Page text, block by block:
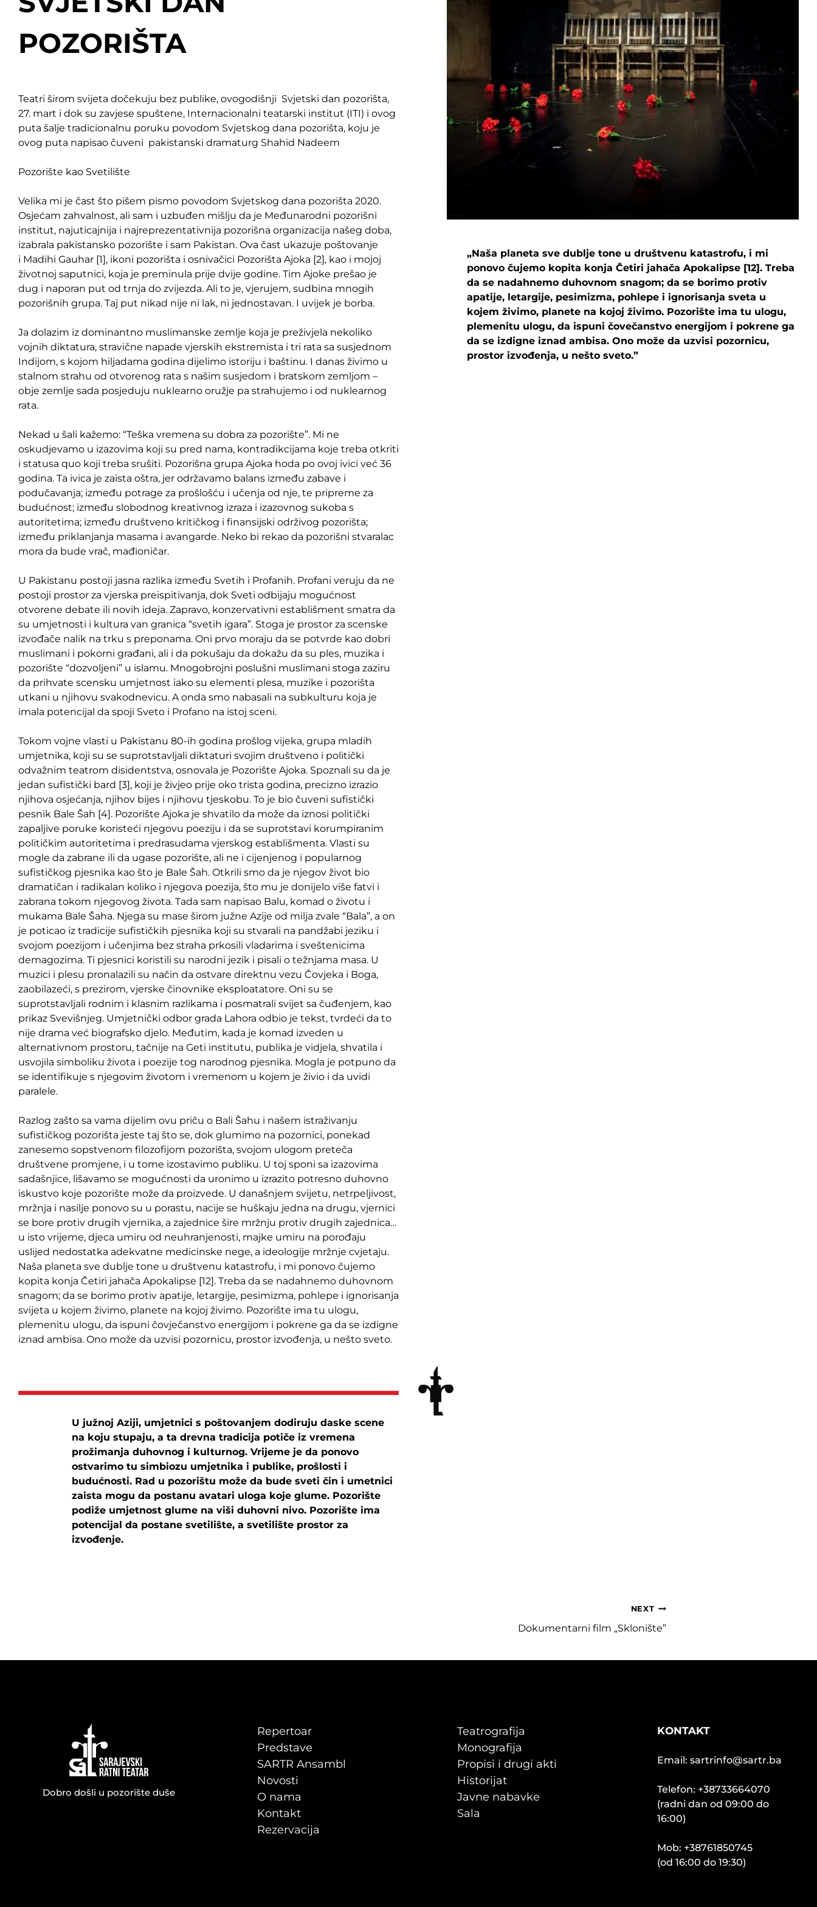
POZORIŠTA
Teatri širom svijeta dočekuju bez publike, ovogodišnji Svjetski dan pozorišta,
27. mart i dok su zavjese spuštene, Internacionalni teatarski institut (ITI) i ovog
puta šalje tradicionalnu poruku povodom Svjetskog dana pozorišta, koju je
ovog puta napisao čuveni pakistanski dramaturg Shahid Nadeem
Pozorište kao Svetilište
Velika mi je čast što pišem pismo povodom Svjetskog dana pozorišta 2020.
Osjećam zahvalnost, ali sam i uzbuđen mišlju da je Međunarodni pozorišni
institut, najuticajnija i najreprezentativnija pozorišna organizacija našeg doba,
izabrala pakistansko pozorište i sam Pakistan. Ova čast ukazuje poštovanje
i Madihi Gauhar [1], ikoni pozorišta i osnivačici Pozorišta Ajoka [2], kao i mojoj
životnoj saputnici, koja je preminula prije dvije godine. Tim Ajoke prešao je
dug i naporan put od trnja do zvijezda. Ali to je, vjerujem, sudbina mnogih
pozorišnih grupa. Taj put nikad nije ni lak, ni jednostavan. I uvijek je borba.
Ja dolazim iz dominantno muslimanske zemlje koja je preživjela nekoliko
vojnih diktatura, stravične napade vjerskih ekstremista i tri rata sa susjednom
Indijom, s kojom hiljadama godina dijelimo istoriju i baštinu. I danas živimo u
stalnom strahu od otvorenog rata s našim susjedom i bratskom zemljom –
obje zemlje sada posjeduju nuklearno oružje pa strahujemo i od nuklearnog
rata.
Nekad u šali kažemo: “Teška vremena su dobra za pozorište”. Mi ne
oskudjevamo u izazovima koji su pred nama, kontradikcijama koje treba otkriti
i statusa quo koji treba srušiti. Pozorišna grupa Ajoka hoda po ovoj ivici već 36
godina. Ta ivica je zaista oštra, jer održavamo balans između zabave i
podučavanja; između potrage za prošlošću i učenja od nje, te pripreme za
budućnost; između slobodnog kreativnog izraza i izazovnog sukoba s
autoritetima; između društveno kritičkog i finansijski održivog pozorišta;
između priklanjanja masama i avangarde. Neko bi rekao da pozorišni stvaralac
mora da bude vrač, mađioničar.
U Pakistanu postoji jasna razlika između Svetih i Profanih. Profani veruju da ne
postoji prostor za vjerska preispitivanja, dok Sveti odbijaju mogućnost
otvorene debate ili novih ideja. Zapravo, konzervativni establišment smatra da
su umjetnosti i kultura van granica “svetih igara”. Stoga je prostor za scenske
izvođače nalik na trku s preponama. Oni prvo moraju da se potvrde kao dobri
muslimani i pokorni građani, ali i da pokušaju da dokažu da su ples, muzika i
pozorište “dozvoljeni” u islamu. Mnogobrojni poslušni muslimani stoga zaziru
da prihvate scensku umjetnost iako su elementi plesa, muzike i pozorišta
utkani u njihovu svakodnevicu. A onda smo nabasali na subkulturu koja je
imala potencijal da spoji Sveto i Profano na istoj sceni.
Tokom vojne vlasti u Pakistanu 80-ih godina prošlog vijeka, grupa mladih
umjetnika, koji su se suprotstavljali diktaturi svojim društveno i politički
odvažnim teatrom disidentstva, osnovala je Pozorište Ajoka. Spoznali su da je
jedan sufistički bard [3], koji je živjeo prije oko trista godina, precizno izrazio
njihova osjećanja, njihov bijes i njihovu tjeskobu. To je bio čuveni sufistički
pesnik Bale Šah [4]. Pozorište Ajoka je shvatilo da može da iznosi politički
zapaljive poruke koristeći njegovu poeziju i da se suprotstavi korumpiranim
političkim autoritetima i predrasudama vjerskog establišmenta. Vlasti su
mogle da zabrane ili da ugase pozorište, ali ne i cijenjenog i popularnog
sufističkog pjesnika kao što je Bale Šah. Otkrili smo da je njegov život bio
dramatičan i radikalan koliko i njegova poezija, što mu je donijelo više fatvi i
zabrana tokom njegovog života. Tada sam napisao Balu, komad o životu i
mukama Bale Šaha. Njega su mase širom južne Azije od milja zvale “Bala”, a on
je poticao iz tradicije sufističkih pjesnika koji su stvarali na pandžabi jeziku i
svojom poezijom i učenjima bez straha prkosili vladarima i sveštenicima
demagozima. Ti pjesnici koristili su narodni jezik i pisali o težnjama masa. U
muzici i plesu pronalazili su način da ostvare direktnu vezu Čovjeka i Boga,
zaobilazeći, s prezirom, vjerske činovnike eksploatatore. Oni su se
suprotstavljali rodnim i klasnim razlikama i posmatrali svijet sa čuđenjem, kao
prikaz Svevišnjeg. Umjetnički odbor grada Lahora odbio je tekst, tvrdeći da to
nije drama već biografsko djelo. Međutim, kada je komad izveden u
alternativnom prostoru, tačnije na Geti institutu, publika je vidjela, shvatila i
usvojila simboliku života i poezije tog narodnog pjesnika. Mogla je potpuno da
se identifikuje s njegovim životom i vremenom u kojem je živio i da uvidi
paralele.
Razlog zašto sa vama dijelim ovu priču o Bali Šahu i našem istraživanju
sufističkog pozorišta jeste taj što se, dok glumimo na pozornici, ponekad
zanesemo sopstvenom filozofijom pozorišta, svojom ulogom preteča
društvene promjene, i u tome izostavimo publiku. U toj sponi sa izazovima
sadašnjice, lišavamo se mogućnosti da uronimo u izrazito potresno duhovno
iskustvo koje pozorište može da proizvede. U današnjem svijetu, netrpeljivost,
mržnja i nasilje ponovo su u porastu, nacije se huškaju jedna na drugu, vjernici
se bore protiv drugih vjernika, a zajednice šire mržnju protiv drugih zajednica…
u isto vrijeme, djeca umiru od neuhranjenosti, majke umiru na porođaju
uslijed nedostatka adekvatne medicinske nege, a ideologije mržnje cvjetaju.
Naša planeta sve dublje tone u društvenu katastrofu, i mi ponovo čujemo
kopita konja Četiri jahača Apokalipse [12]. Treba da se nadahnemo duhovnom
snagom; da se borimo protiv apatije, letargije, pesimizma, pohlepe i ignorisanja
svijeta u kojem živimo, planete na kojoj živimo. Pozorište ima tu ulogu,
plemenitu ulogu, da ispuni čovječanstvo energijom i pokrene ga da se izdigne
iznad ambisa. Ono može da uzvisi pozornicu, prostor izvođenja, u nešto sveto.
„Naša planeta sve dublje tone u društvenu katastrofu, i mi
ponovo čujemo kopita konja Četiri jahača Apokalipse [12]. Treba
da se nadahnemo duhovnom snagom; da se borimo protiv
apatije, letargije, pesimizma, pohlepe i ignorisanja sveta u
kojem živimo, planete na kojoj živimo. Pozorište ima tu ulogu,
plemenitu ulogu, da ispuni čovečanstvo energijom i pokrene ga
da se izdigne iznad ambisa. Ono može da uzvisi pozornicu,
prostor izvođenja, u nešto sveto.”
U južnoj Aziji, umjetnici s poštovanjem dodiruju daske scene
na koju stupaju, a ta drevna tradicija potiče iz vremena
prožimanja duhovnog i kulturnog. Vrijeme je da ponovo
ostvarimo tu simbiozu umjetnika i publike, prošlosti i
budućnosti. Rad u pozorištu može da bude sveti čin i umetnici
zaista mogu da postanu avatari uloga koje glume. Pozorište
podiže umjetnost glume na viši duhovni nivo. Pozorište ima
potencijal da postane svetilište, a svetilište prostor za
izvođenje.
NEXT
Dokumentarni film „Sklonište”
Dobro došli u pozorište duše
Repertoar
Predstave
SARTR Ansambl
Novosti
O nama
Kontakt
Rezervacija
Teatrografija
Monografija
Propisi i drugi akti
Historijat
Javne nabavke
Sala
KONTAKT
Email: sartrinfo@sartr.ba
Telefon: +38733664070
(radni dan od 09:00 do
16:00)
Mob: +38761850745
(od 16:00 do 19:30)